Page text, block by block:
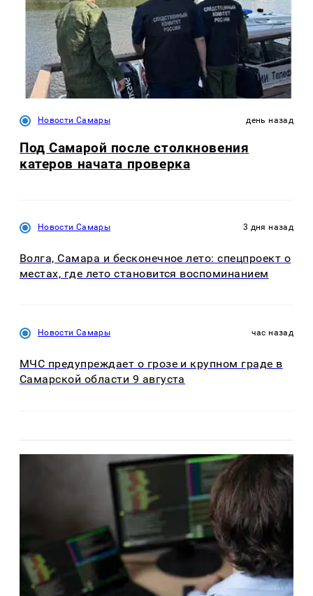
Новости Самары день назад
Под Самарой после столкновения
катеров начата проверка
Новости Самары 3 дня назад
Волга, Самара и бесконечное лето: спецпроект о
местах, где лето становится воспоминанием
Новости Самары час назад
МЧС предупреждает о грозе и крупном граде в
Самарской области 9 августа